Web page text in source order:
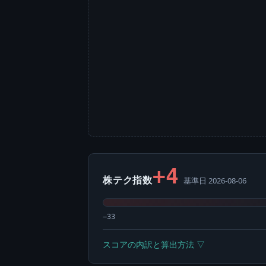
株テク指数+4 基準日 2026-08-06
−33
スコアの内訳と算出方法 ▽